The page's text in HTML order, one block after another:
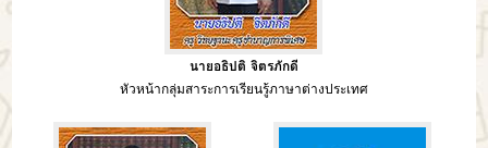
นายอธิปติ จิตรภักดี
หัวหน้ากลุ่มสาระการเรียนรู้ภาษาต่างประเทศ